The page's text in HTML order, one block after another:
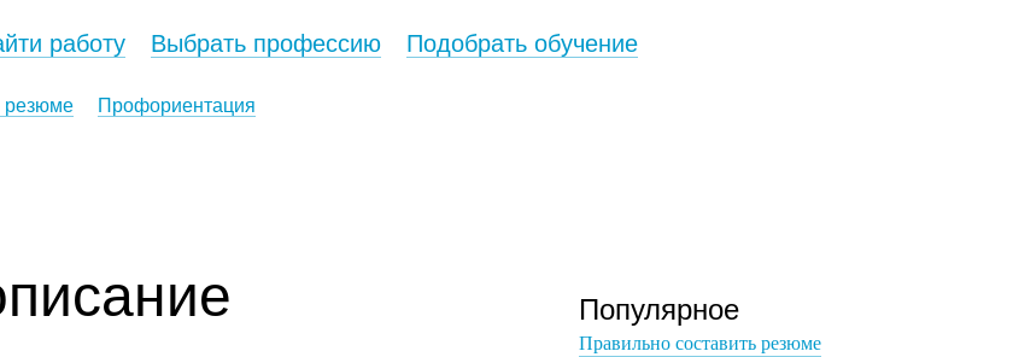
работу Выбрать профессию Подобрать обучение
резюме Профориентация
Популярное
Правильно составить резюме